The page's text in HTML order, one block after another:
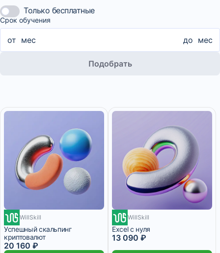
Только бесплатные
Срок обучения
от мес до мес
Подобрать
5 376 ₽/мес
WillSkill
Успешный скальпинг
криптовалют
20 160 ₽
4 760 ₽/мес
WillSkill
Excel с нуля
13 090 ₽